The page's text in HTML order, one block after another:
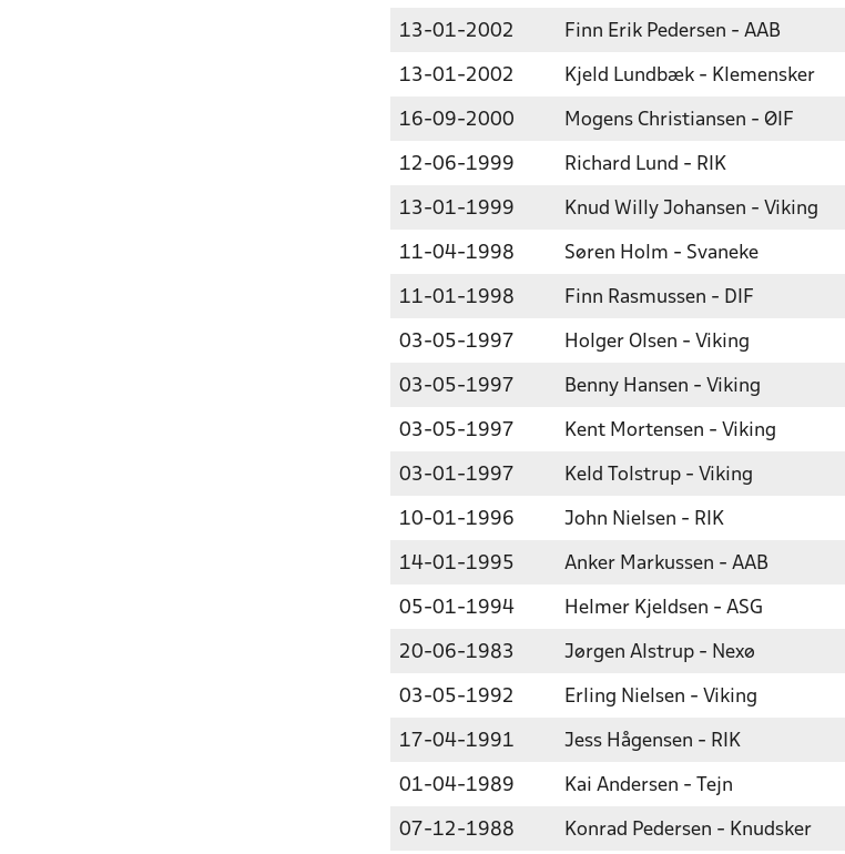
13-01-2002 Finn Erik Pedersen - AAB
13-01-2002 Kjeld Lundbæk - Klemensker
16-09-2000 Mogens Christiansen - ØIF
12-06-1999 Richard Lund - RIK
13-01-1999 Knud Willy Johansen - Viking
11-04-1998 Søren Holm - Svaneke
11-01-1998 Finn Rasmussen - DIF
03-05-1997 Holger Olsen - Viking
03-05-1997 Benny Hansen - Viking
03-05-1997 Kent Mortensen - Viking
03-01-1997 Keld Tolstrup - Viking
10-01-1996 John Nielsen - RIK
14-01-1995 Anker Markussen - AAB
05-01-1994 Helmer Kjeldsen - ASG
20-06-1983 Jørgen Alstrup - Nexø
03-05-1992 Erling Nielsen - Viking
17-04-1991 Jess Hågensen - RIK
01-04-1989 Kai Andersen - Tejn
07-12-1988 Konrad Pedersen - Knudsker